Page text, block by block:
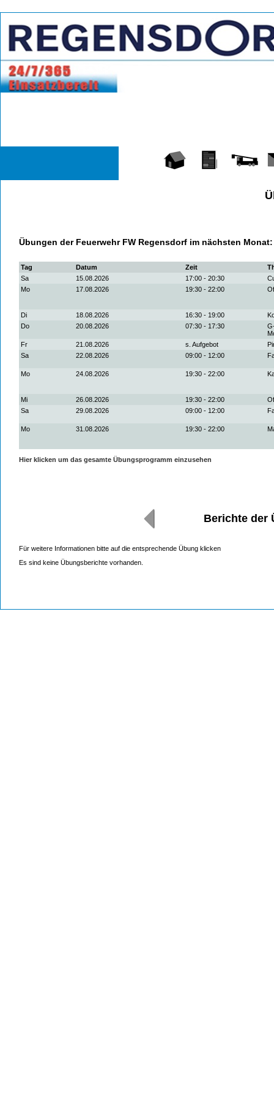
Übungen der Feuerwehr FW Regensdorf im nächsten Monat:
Tag Datum Zeit
Sa
15.08.2026 17:00 - 20:30
Mo
17.08.2026 19:30 - 22:00
Di 18.08.2026 16:30 - 19:00
Do
20.08.2026 07:30 - 17:30
Fr
21.08.2026 s. Aufgebot
Sa
22.08.2026 09:00 - 12:00
Mo 24.08.2026 19:30 - 22:00
Mi 26.08.2026 19:30 - 22:00
Sa
29.08.2026 09:00 - 12:00
Mo 31.08.2026 19:30 - 22:00
Hier klicken um das gesamte Übungsprogramm einzusehen
Berichte der
Für weitere Informationen bitte auf die entsprechende Übung klicken
Es sind keine Übungsberichte vorhanden.